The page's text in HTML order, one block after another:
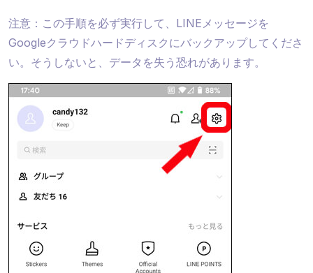
注意：この手順を必ず実行して、LINEメッセージを
Googleクラウドハードディスクにバックアップしてくださ
い。そうしないと、データを失う恐れがあります。